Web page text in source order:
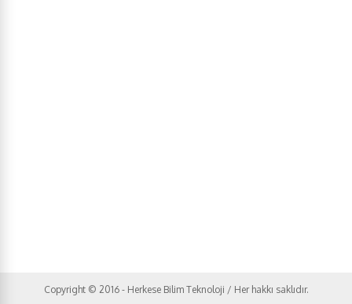
Copyright © 2016 - Herkese Bilim Teknoloji / Her hakkı saklıdır.